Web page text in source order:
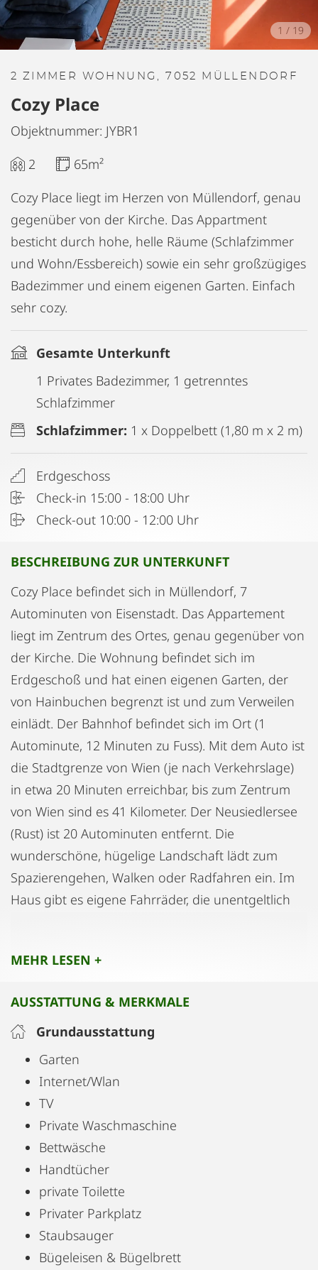
1 / 19
2 ZIMMER WOHNUNG, 7052 MÜLLENDORF
Cozy Place
Objektnummer: JYBR1
2
65m²
Cozy Place liegt im Herzen von Müllendorf, genau
gegenüber von der Kirche. Das Appartment
besticht durch hohe, helle Räume (Schlafzimmer
und Wohn/Essbereich) sowie ein sehr großzügiges
Badezimmer und einem eigenen Garten. Einfach
sehr cozy.
Gesamte Unterkunft
1 Privates Badezimmer, 1 getrenntes
Schlafzimmer
Schlafzimmer: 1 x Doppelbett (1,80 m x 2 m)
Erdgeschoss
Check-in 15:00 - 18:00 Uhr
Check-out 10:00 - 12:00 Uhr
BESCHREIBUNG ZUR UNTERKUNFT
Cozy Place befindet sich in Müllendorf, 7
Autominuten von Eisenstadt. Das Appartement
liegt im Zentrum des Ortes, genau gegenüber von
der Kirche. Die Wohnung befindet sich im
Erdgeschoß und hat einen eigenen Garten, der
von Hainbuchen begrenzt ist und zum Verweilen
einlädt. Der Bahnhof befindet sich im Ort (1
Autominute, 12 Minuten zu Fuss). Mit dem Auto ist
die Stadtgrenze von Wien (je nach Verkehrslage)
in etwa 20 Minuten erreichbar, bis zum Zentrum
von Wien sind es 41 Kilometer. Der Neusiedlersee
(Rust) ist 20 Autominuten entfernt. Die
wunderschöne, hügelige Landschaft lädt zum
Spazierengehen, Walken oder Radfahren ein. Im
Haus gibt es eigene Fahrräder, die unentgeltlich
(Geschirrspüler, Kühlschrank, 2 Kochplatten) und
genutzt werden kann. Das Badezimmer ist
großzügig, eine Waschmaschine und ein
Wäscheständer sind vorhanden.
MEHR LESEN +
AUSSTATTUNG & MERKMALE
Grundausstattung
Garten
Internet/Wlan
TV
Private Waschmaschine
Bettwäsche
Handtücher
private Toilette
Privater Parkplatz
Staubsauger
Bügeleisen & Bügelbrett